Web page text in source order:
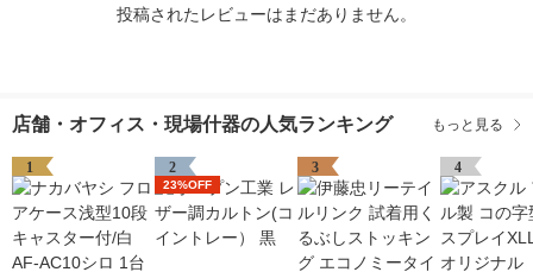
投稿されたレビューはまだありません。
店舗・オフィス・現場什器の人気ランキング もっと見る
1 2
23%OFF
3 4